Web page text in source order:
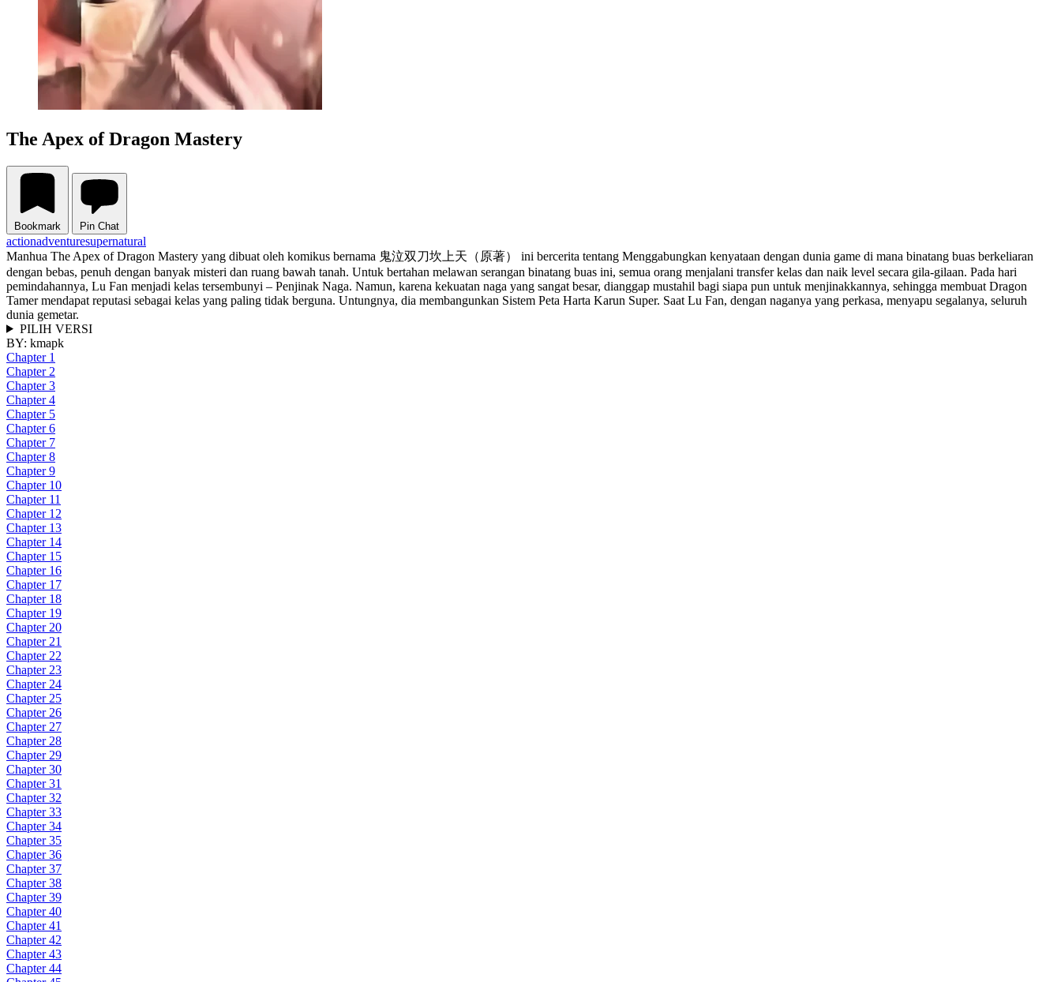
The Apex of Dragon Mastery
Bookmark Pin Chat
actionadventuresupernatural
Manhua The Apex of Dragon Mastery yang dibuat oleh komikus bernama 鬼泣双刀坎上天（原著） ini bercerita tentang Menggabungkan kenyataan dengan dunia game di mana binatang buas berkeliaran
dengan bebas, penuh dengan banyak misteri dan ruang bawah tanah. Untuk bertahan melawan serangan binatang buas ini, semua orang menjalani transfer kelas dan naik level secara gila-gilaan. Pada hari
pemindahannya, Lu Fan menjadi kelas tersembunyi – Penjinak Naga. Namun, karena kekuatan naga yang sangat besar, dianggap mustahil bagi siapa pun untuk menjinakkannya, sehingga membuat Dragon
Tamer mendapat reputasi sebagai kelas yang paling tidak berguna. Untungnya, dia membangunkan Sistem Peta Harta Karun Super. Saat Lu Fan, dengan naganya yang perkasa, menyapu segalanya, seluruh
dunia gemetar.
PILIH VERSI
BY: kmapk
Chapter 1
Chapter 2
Chapter 3
Chapter 4
Chapter 5
Chapter 6
Chapter 7
Chapter 8
Chapter 9
Chapter 10
Chapter 11
Chapter 12
Chapter 13
Chapter 14
Chapter 15
Chapter 16
Chapter 17
Chapter 18
Chapter 19
Chapter 20
Chapter 21
Chapter 22
Chapter 23
Chapter 24
Chapter 25
Chapter 26
Chapter 27
Chapter 28
Chapter 29
Chapter 30
Chapter 31
Chapter 32
Chapter 33
Chapter 34
Chapter 35
Chapter 36
Chapter 37
Chapter 38
Chapter 39
Chapter 40
Chapter 41
Chapter 42
Chapter 43
Chapter 44